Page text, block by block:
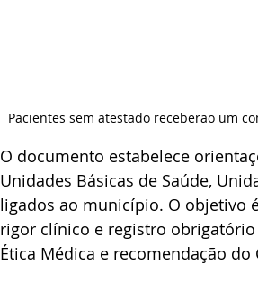
Pacientes sem atestado receberão um
O documento estabelece
Unidades Básicas de Saúde,
ligados ao município. O objetivo
rigor clínico e registro
Ética Médica e recomendação do